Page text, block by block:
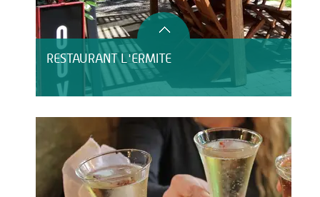
RESTAURANT L'ERMITE